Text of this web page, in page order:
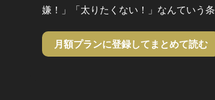
嫌！」「太りたくない！」なんていう
月額プランに登録してまとめて読む